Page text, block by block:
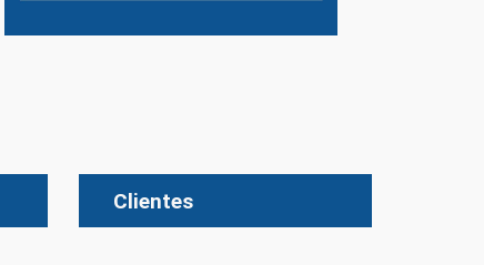
Clientes